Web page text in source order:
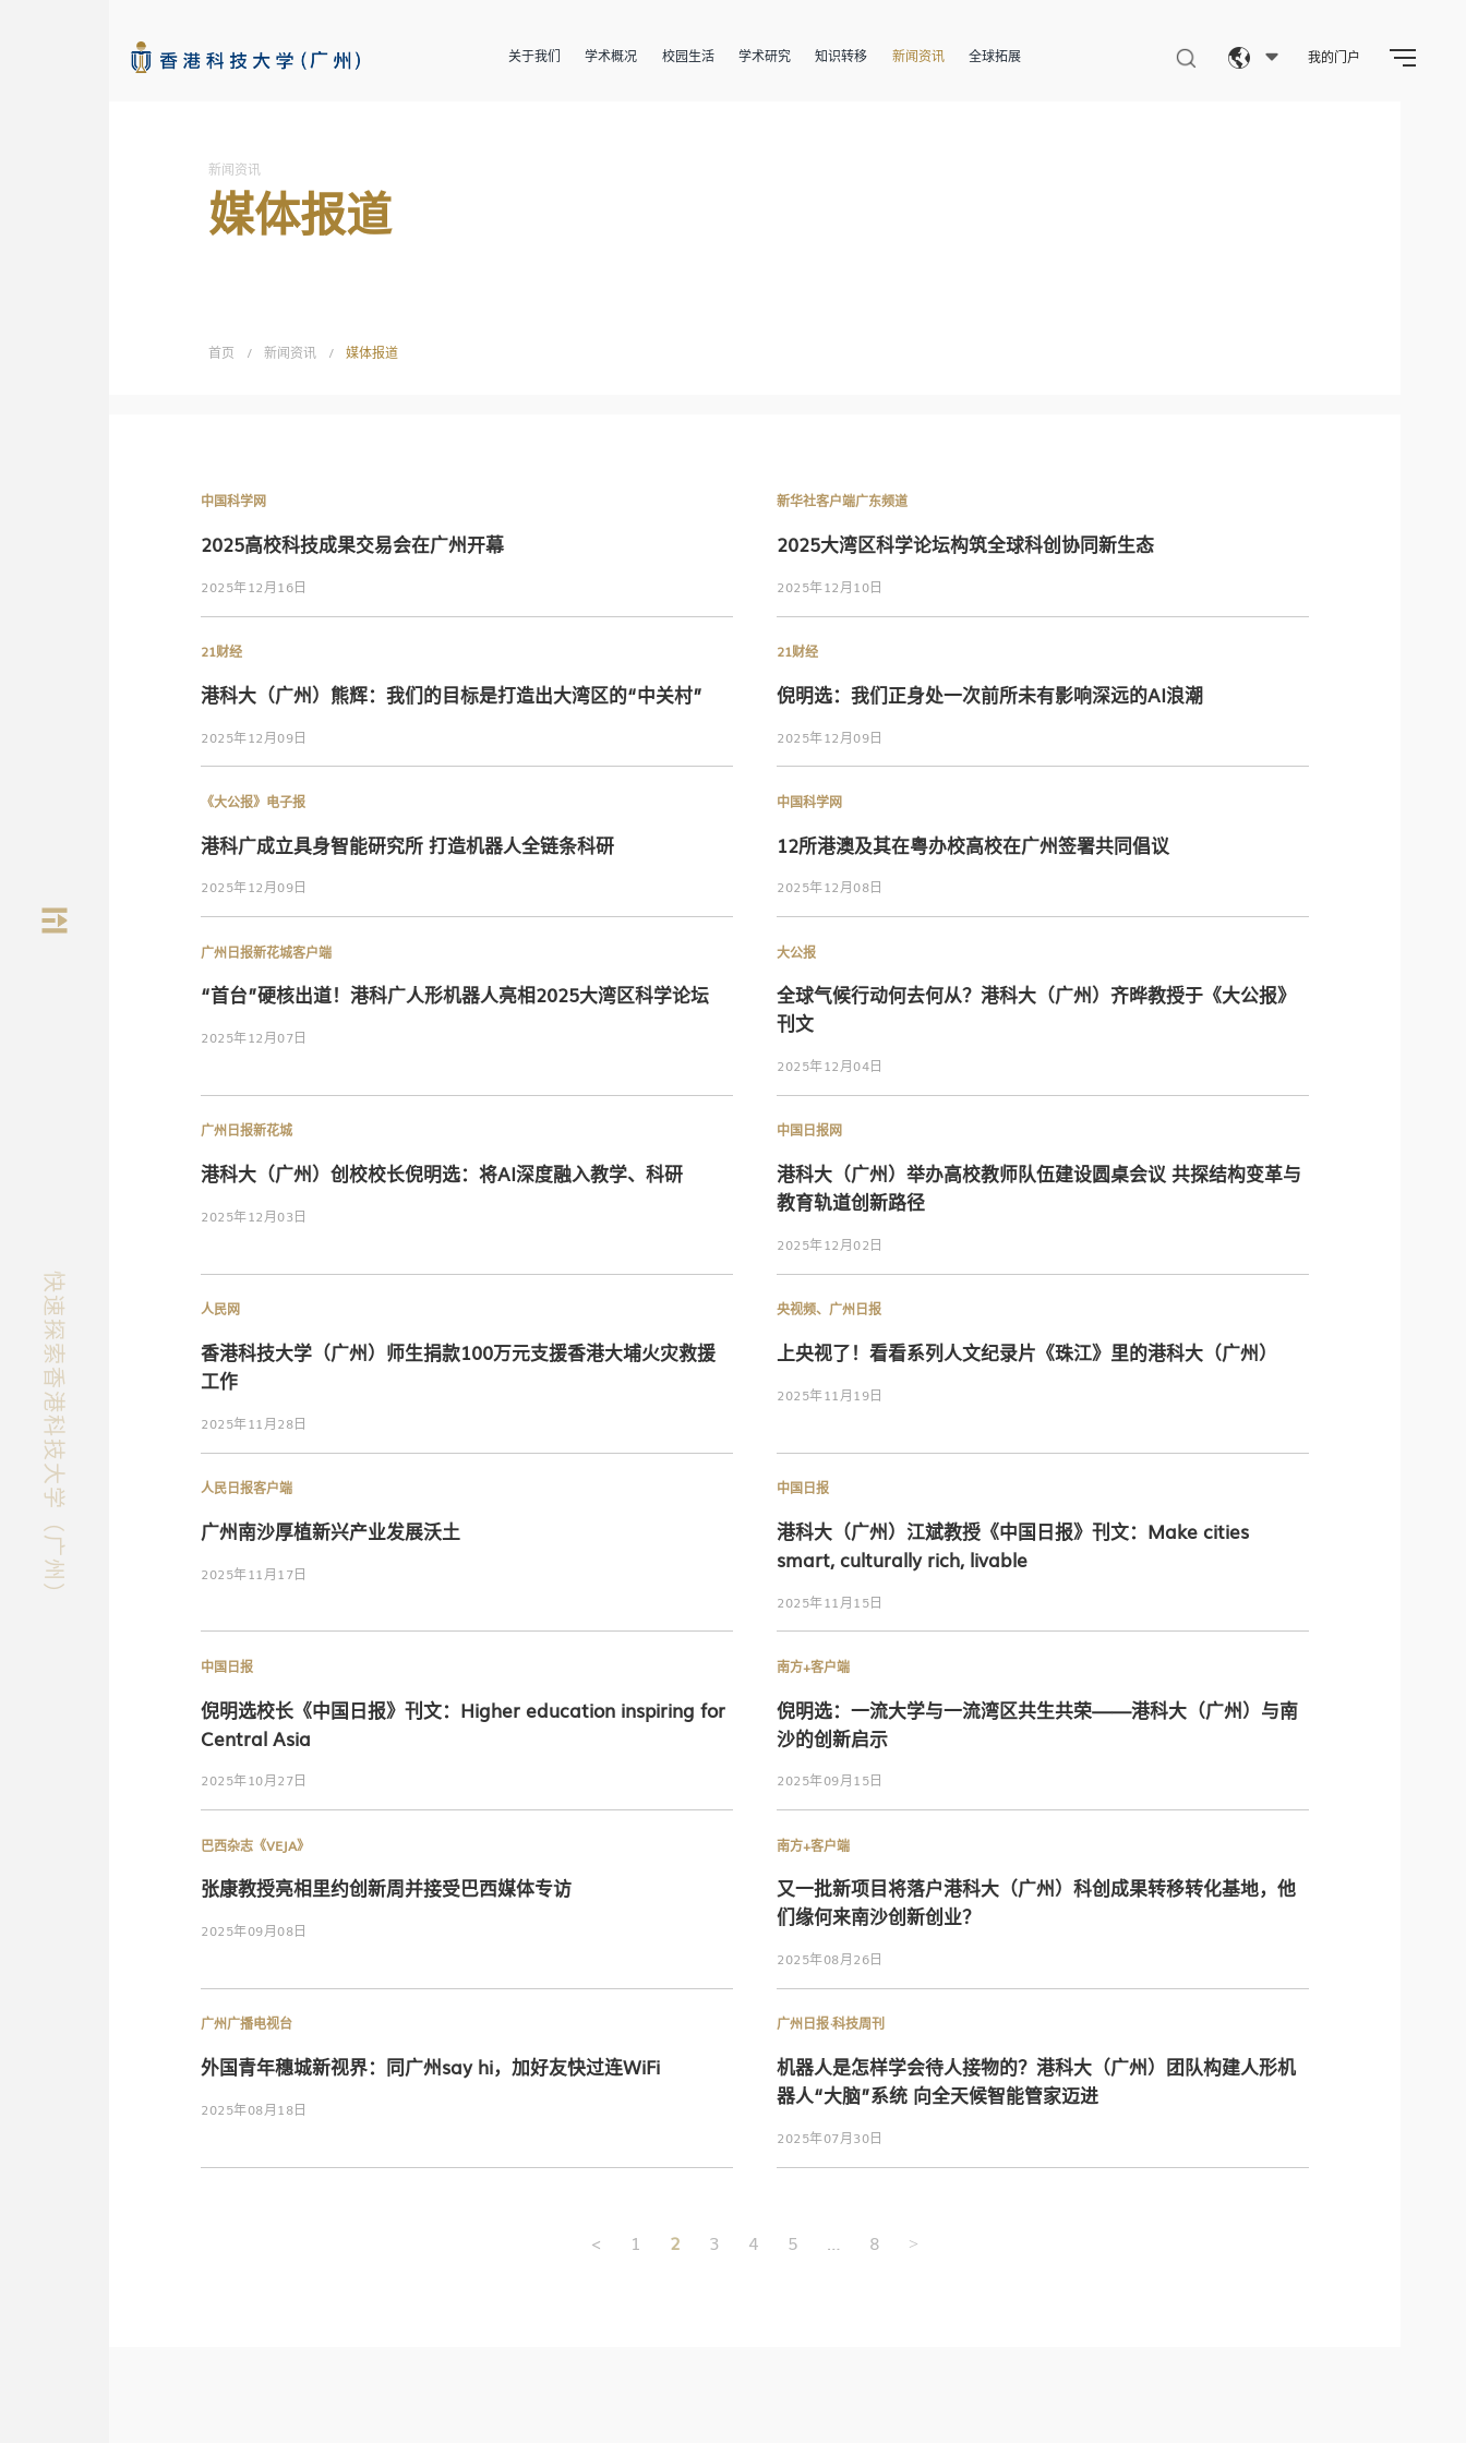
关于我们 学术概况 校园生活 学术研究 知识转移 新闻资讯 全球拓展 我的门户
快速探索香港科技大学（广州）
新闻资讯
媒体报道
首页 / 新闻资讯 / 媒体报道
中国科学网
2025高校科技成果交易会在广州开幕
2025年12月16日
新华社客户端广东频道
2025大湾区科学论坛构筑全球科创协同新生态
2025年12月10日
21财经
港科大（广州）熊辉：我们的目标是打造出大湾区的“中关村”
2025年12月09日
21财经
倪明选：我们正身处一次前所未有影响深远的AI浪潮
2025年12月09日
《大公报》电子报
港科广成立具身智能研究所 打造机器人全链条科研
2025年12月09日
中国科学网
12所港澳及其在粤办校高校在广州签署共同倡议
2025年12月08日
广州日报新花城客户端
“首台”硬核出道！港科广人形机器人亮相2025大湾区科学论坛
2025年12月07日
大公报
全球气候行动何去何从？港科大（广州）齐晔教授于《大公报》
刊文
2025年12月04日
广州日报新花城
港科大（广州）创校校长倪明选：将AI深度融入教学、科研
2025年12月03日
中国日报网
港科大（广州）举办高校教师队伍建设圆桌会议 共探结构变革与
教育轨道创新路径
2025年12月02日
人民网
香港科技大学（广州）师生捐款100万元支援香港大埔火灾救援
工作
2025年11月28日
央视频、广州日报
上央视了！看看系列人文纪录片《珠江》里的港科大（广州）
2025年11月19日
人民日报客户端
广州南沙厚植新兴产业发展沃土
2025年11月17日
中国日报
港科大（广州）江斌教授《中国日报》刊文：Make cities
smart, culturally rich, livable
2025年11月15日
中国日报
倪明选校长《中国日报》刊文：Higher education inspiring for
Central Asia
2025年10月27日
南方+客户端
倪明选：一流大学与一流湾区共生共荣——港科大（广州）与南
沙的创新启示
2025年09月15日
巴西杂志《VEJA》
张康教授亮相里约创新周并接受巴西媒体专访
2025年09月08日
南方+客户端
又一批新项目将落户港科大（广州）科创成果转移转化基地，他
们缘何来南沙创新创业？
2025年08月26日
广州广播电视台
外国青年穗城新视界：同广州say hi，加好友快过连WiFi
2025年08月18日
广州日报·科技周刊
机器人是怎样学会待人接物的？港科大（广州）团队构建人形机
器人“大脑”系统 向全天候智能管家迈进
2025年07月30日
文
< 1 2 3 4 5 8 >